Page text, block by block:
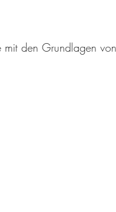
den Grundlagen